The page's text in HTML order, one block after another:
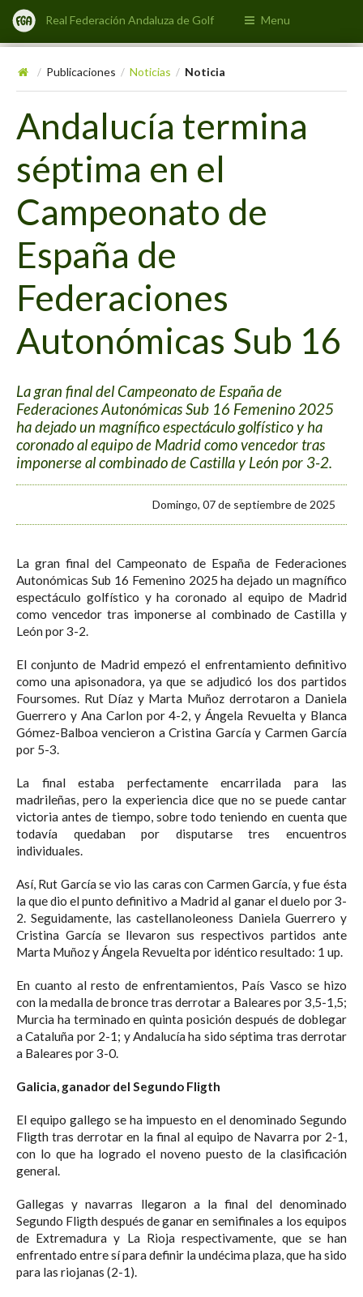
Real Federación Andaluza de Golf Menu
/ Publicaciones / Noticias / Noticia
Andalucía termina
séptima en el
Campeonato de
España de
Federaciones
Autonómicas Sub 16
La gran final del Campeonato de España de
Federaciones Autonómicas Sub 16 Femenino 2025
ha dejado un magnífico espectáculo golfístico y ha
coronado al equipo de Madrid como vencedor tras
imponerse al combinado de Castilla y León por 3-2.
Domingo, 07 de septiembre de 2025
La gran final del Campeonato de España de Federaciones
Autonómicas Sub 16 Femenino 2025 ha dejado un magnífico
espectáculo golfístico y ha coronado al equipo de Madrid
como vencedor tras imponerse al combinado de Castilla y
León por 3-2.
El conjunto de Madrid empezó el enfrentamiento definitivo
como una apisonadora, ya que se adjudicó los dos partidos
Foursomes. Rut Díaz y Marta Muñoz derrotaron a Daniela
Guerrero y Ana Carlon por 4-2, y Ángela Revuelta y Blanca
Gómez-Balboa vencieron a Cristina García y Carmen García
por 5-3.
La final estaba perfectamente encarrilada para las
madrileñas, pero la experiencia dice que no se puede cantar
victoria antes de tiempo, sobre todo teniendo en cuenta que
todavía quedaban por disputarse tres encuentros
individuales.
Así, Rut García se vio las caras con Carmen García, y fue ésta
la que dio el punto definitivo a Madrid al ganar el duelo por 3-
2. Seguidamente, las castellanoleoness Daniela Guerrero y
Cristina García se llevaron sus respectivos partidos ante
Marta Muñoz y Ángela Revuelta por idéntico resultado: 1 up.
En cuanto al resto de enfrentamientos, País Vasco se hizo
con la medalla de bronce tras derrotar a Baleares por 3,5-1,5;
Murcia ha terminado en quinta posición después de doblegar
a Cataluña por 2-1; y Andalucía ha sido séptima tras derrotar
a Baleares por 3-0.
Galicia, ganador del Segundo Fligth
El equipo gallego se ha impuesto en el denominado Segundo
Fligth tras derrotar en la final al equipo de Navarra por 2-1,
con lo que ha logrado el noveno puesto de la clasificación
general.
Gallegas y navarras llegaron a la final del denominado
Segundo Fligth después de ganar en semifinales a los equipos
de Extremadura y La Rioja respectivamente, que se han
enfrentado entre sí para definir la undécima plaza, que ha sido
para las riojanas (2-1).